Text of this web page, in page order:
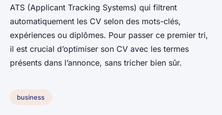
ATS (Applicant Tracking Systems) qui filtrent
automatiquement les CV selon des mots-clés,
expériences ou diplômes. Pour passer ce premier tri,
il est crucial d’optimiser son CV avec les termes
présents dans l’annonce, sans tricher bien sûr.
business